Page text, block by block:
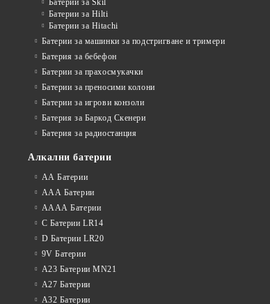
Батерии за Hilti
Батерии за Hitachi
Батерии за машинки за подстригване и тримери
Батерия за бебефон
Батерии за прахосмукачки
Батерии за преносими колони
Батерии за игрови конзоли
Батерия за Баркод Скенери
Батерия за радиостанция
Алкални батерии
АА Батерии
ААА Батерии
АААА Батерии
C Батерии LR14
D Батерии LR20
9V Батерии
A23 Батерии MN21
A27 Батерии
A32 Батерии